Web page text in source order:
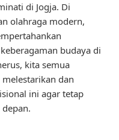
di Jogja. Di
olahraga modern,
budaya di
kita semua
dan
ini agar tetap